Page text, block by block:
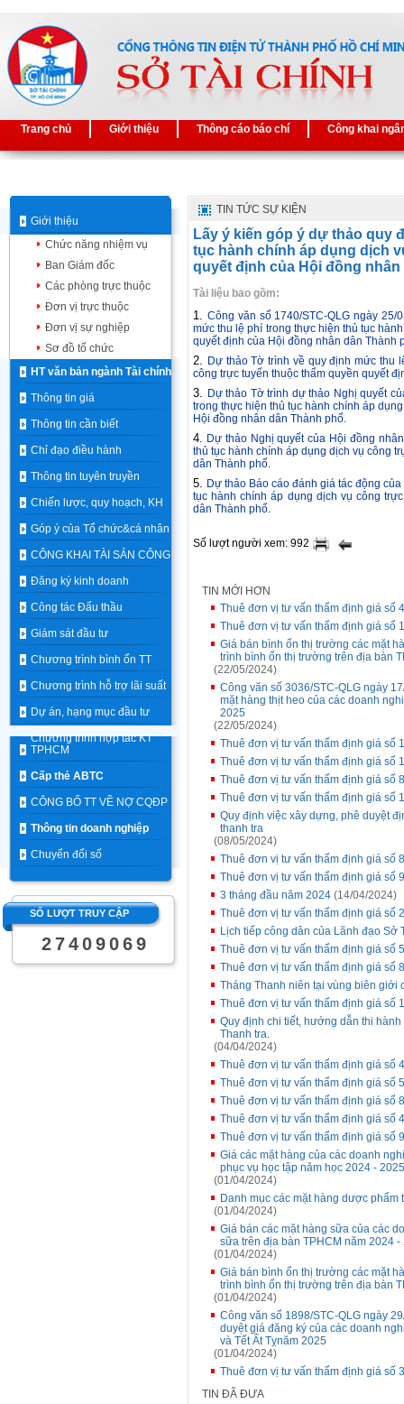
Trang chủ Giới thiệu Thông cáo báo chí Công khai
Giới thiệu
Chức năng nhiệm vụ
Ban Giám đốc
Các phòng trực thuộc
Đơn vị trực thuộc
Đơn vị sự nghiệp
Sơ đồ tổ chức
HT văn bản ngành Tài chính
Thông tin giá
Thông tin cần biết
Chỉ đạo điều hành
Thông tin tuyên truyền
Chiến lược, quy hoạch, KH
Góp ý của Tổ chức&cá nhân
CÔNG KHAI TÀI SẢN CÔNG
Đăng ký kinh doanh
Công tác Đấu thầu
Giám sát đầu tư
Chương trình bình ổn TT
Chương trình hỗ trợ lãi suất
Dự án, hạng mục đầu tư
Chương trình hợp tác KT
TPHCM
Cấp thẻ ABTC
CÔNG BỐ TT VỀ NỢ CQĐP
Thông tin doanh nghiệp
Chuyển đổi số
SỐ LƯỢT TRUY CẬP
2 7 4 0 9 0 6 9
TIN TỨC SỰ KIỆN
Lấy ý kiến góp ý dự thảo quy
tục hành chính áp dụng dịch
quyết định của Hội đồng
Tài liệu bao gồm:
1. Công văn số 1740/STC-QLG ngày
mức thu lệ phí trong thực hiện thủ tục
quyết định của Hội đồng nhân dân Thành
2. Dự thảo Tờ trình về quy định mức thu
công trực tuyến thuộc thẩm quyền quyết
3. Dự thảo Tờ trình dự thảo Nghị quyết
trong thực hiện thủ tục hành chính áp
Hội đồng nhân dân Thành phố.
4. Dự thảo Nghị quyết của Hội đồng
thủ tục hành chính áp dụng dịch vụ công
dân Thành phố.
5. Dự thảo Báo cáo đánh giá tác động
tục hành chính áp dụng dịch vụ công
dân Thành phố.
Số lượt người xem: 992
TIN MỚI HƠN
Thuê đơn vị tư vấn thẩm định giá số
Thuê đơn vị tư vấn thẩm định giá số
Giá bán bình ổn thị trường các mặt
trình bình ổn thị trường trên địa bàn
(22/05/2024)
Công văn số 3036/STC-QLG ngày
mặt hàng thịt heo của các doanh
2025
(22/05/2024)
Thuê đơn vị tư vấn thẩm định giá số
Thuê đơn vị tư vấn thẩm định giá số
Thuê đơn vị tư vấn thẩm định giá số
Thuê đơn vị tư vấn thẩm định giá số
Quy định việc xây dựng, phê duyệt
thanh tra
(08/05/2024)
Thuê đơn vị tư vấn thẩm định giá số
Thuê đơn vị tư vấn thẩm định giá số
3 tháng đầu năm 2024 (14/04/2024)
Thuê đơn vị tư vấn thẩm định giá số
Lịch tiếp công dân của Lãnh đạo Sở
Thuê đơn vị tư vấn thẩm định giá số
Thuê đơn vị tư vấn thẩm định giá số
Tháng Thanh niên tại vùng biên giới
Thuê đơn vị tư vấn thẩm định giá số
Quy định chi tiết, hướng dẫn thi
Thanh tra.
(04/04/2024)
Thuê đơn vị tư vấn thẩm định giá số
Thuê đơn vị tư vấn thẩm định giá số
Thuê đơn vị tư vấn thẩm định giá số
Thuê đơn vị tư vấn thẩm định giá số
Thuê đơn vị tư vấn thẩm định giá số
Giá các mặt hàng của các doanh
phục vụ học tập năm học 2024 - 2025
(01/04/2024)
Danh mục các mặt hàng dược
(01/04/2024)
Giá bán các mặt hàng sữa của các
sữa trên địa bàn TPHCM năm 2024 -
(01/04/2024)
Giá bán bình ổn thị trường các mặt
trình bình ổn thị trường trên địa bàn
(01/04/2024)
Công văn số 1898/STC-QLG ngày
duyệt giá đăng ký của các doanh
và Tết Ất Tỵnăm 2025
(01/04/2024)
Thuê đơn vị tư vấn thẩm định giá số
TIN ĐÃ ĐƯA